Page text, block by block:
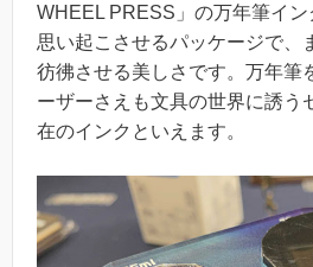
WHEEL PRESS」の万年筆イ
思い起こさせるパッケージで、
彷彿させる美しさです。万年筆
ーザーさえも文具の世界に誘う
在のインクといえます。